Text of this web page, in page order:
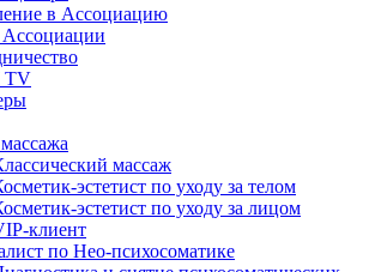
в Ассоциацию
массаж
эстетист по уходу за телом
эстетист по уходу за лицом
клиент
по Нео-психосоматике